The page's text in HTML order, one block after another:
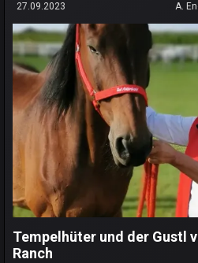
27.09.2023 A.
Tempelhüter und der Gustl
Ranch